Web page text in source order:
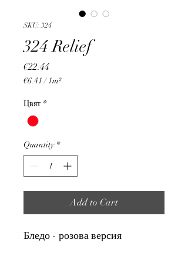
SKU: 324
324 Relief
€22.44Price
€6.41 /1m²
per
Square
Цвят *
Quantity *
Add to Cart
Бледо - розова версия